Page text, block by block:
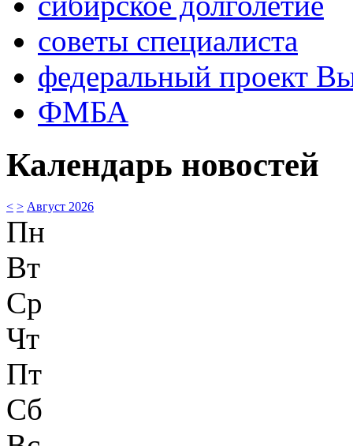
советы специалиста
федеральный проект
ФМБА
Календарь новостей
< > Август 2026
Пн
Вт
Ср
Чт
Пт
Сб